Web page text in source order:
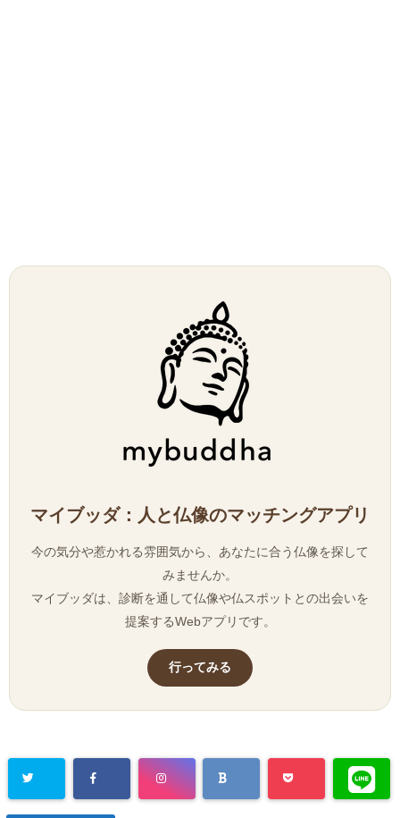
マイブッダ：人と仏像のマッチングアプリ
今の気分や惹かれる雰囲気から、あなたに合う仏像を探して
みませんか。
マイブッダは、診断を通して仏像や仏スポットとの出会いを
提案するWebアプリです。
行ってみる